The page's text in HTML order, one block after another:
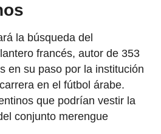
la búsqueda del
francés, autor de 353
en su paso por la institución
en el fútbol árabe.
que podrían vestir la
conjunto merengue